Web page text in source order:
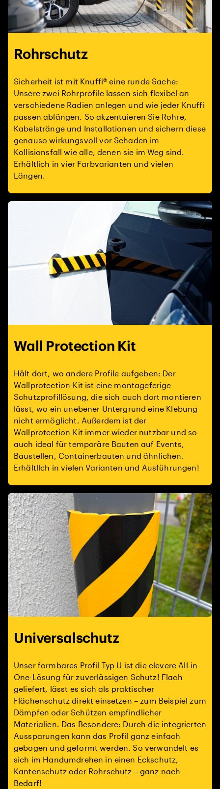
Rohrschutz
Sicherheit ist mit Knuffi® eine runde Sache:
Unsere zwei Rohrprofile lassen sich flexibel an
verschiedene Radien anlegen und wie jeder Knuffi
passen ablängen. So akzentuieren Sie Rohre,
Kabelstränge und Installationen und sichern diese
genauso wirkungsvoll vor Schaden im
Kollisionsfall wie alle, denen sie im Weg sind.
Erhältlich in vier Farbvarianten und vielen
Längen.
Wall Protection Kit
Hält dort, wo andere Profile aufgeben: Der
Wallprotection-Kit ist eine montageferige
Schutzprofillösung, die sich auch dort montieren
lässt, wo ein unebener Untergrund eine Klebung
nicht ermöglicht. Außerdem ist der
Wallprotection-Kit immer wieder nutzbar und so
auch ideal für temporäre Bauten auf Events,
Baustellen, Containerbauten und ähnlichen.
Erhältllch in vielen Varianten und Ausführungen!
Universalschutz
Unser formbares Profil Typ U ist die clevere All-in-
One-Lösung für zuverlässigen Schutz! Flach
geliefert, lässt es sich als praktischer
Flächenschutz direkt einsetzen – zum Beispiel zum
Dämpfen oder Schützen empfindlicher
Materialien. Das Besondere: Durch die integrierten
Aussparungen kann das Profil ganz einfach
gebogen und geformt werden. So verwandelt es
sich im Handumdrehen in einen Eckschutz,
Kantenschutz oder Rohrschutz – ganz nach
Bedarf!